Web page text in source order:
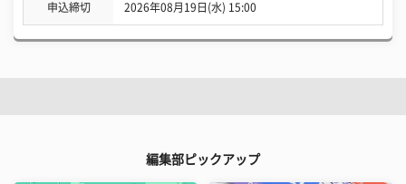
申込締切 2026年08月19日(水) 15:00
編集部ピックアップ